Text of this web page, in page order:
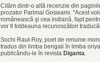
Cităm dintr-o altă recenzie din
prozator Parimal Goswami. "Acest
românească şi cea indiană, fapt
vor fi totdeauna recunoscători
Sochi Raut-Roy, poet de renume
tradus din limba bengali în limba
publicându-le în revista Diganta.